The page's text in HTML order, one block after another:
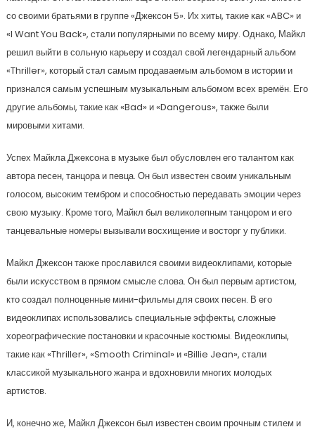
со своими братьями в группе «Джексон 5». Их хиты, такие как «ABC» и
«I Want You Back», стали популярными по всему миру. Однако, Майкл
решил выйти в сольную карьеру и создал свой легендарный альбом
«Thriller», который стал самым продаваемым альбомом в истории и
признался самым успешным музыкальным альбомом всех времён. Его
другие альбомы, такие как «Bad» и «Dangerous», также были
мировыми хитами.
Успех Майкла Джексона в музыке был обусловлен его талантом как
автора песен, танцора и певца. Он был известен своим уникальным
голосом, высоким тембром и способностью передавать эмоции через
свою музыку. Кроме того, Майкл был великолепным танцором и его
танцевальные номеры вызывали восхищение и восторг у публики.
Майкл Джексон также прославился своими видеоклипами, которые
были искусством в прямом смысле слова. Он был первым артистом,
кто создал полноценные мини-фильмы для своих песен. В его
видеоклипах использовались специальные эффекты, сложные
хореографические постановки и красочные костюмы. Видеоклипы,
такие как «Thriller», «Smooth Criminal» и «Billie Jean», стали
классикой музыкального жанра и вдохновили многих молодых
артистов.
И, конечно же, Майкл Джексон был известен своим прочным стилем и